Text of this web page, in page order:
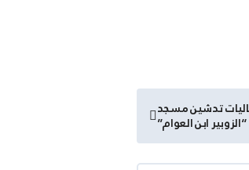
تدشين مسجد
“الزوبير ابن العوام”